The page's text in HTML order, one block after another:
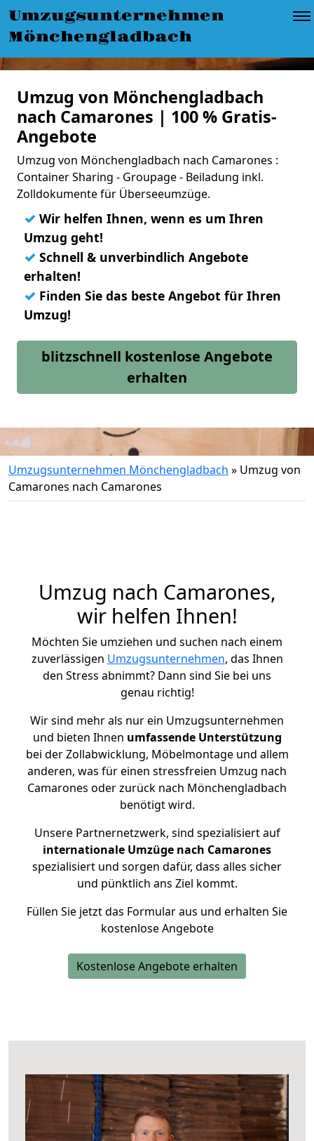
Umzugsunternehmen
Mönchengladbach
Umzug von Mönchengladbach
nach Camarones | 100 % Gratis-
Angebote
Umzug von Mönchengladbach nach Camarones :
Container Sharing - Groupage - Beiladung inkl.
Zolldokumente für Überseeumzüge.
✓ Wir helfen Ihnen, wenn es um Ihren
Umzug geht!
✓ Schnell & unverbindlich Angebote
erhalten!
✓ Finden Sie das beste Angebot für Ihren
Umzug!
blitzschnell kostenlose Angebote
erhalten
Umzugsunternehmen Mönchengladbach » Umzug von
Camarones nach Camarones
Umzug nach Camarones,
wir helfen Ihnen!
Möchten Sie umziehen und suchen nach einem
zuverlässigen Umzugsunternehmen, das Ihnen
den Stress abnimmt? Dann sind Sie bei uns
genau richtig!
Wir sind mehr als nur ein Umzugsunternehmen
und bieten Ihnen umfassende Unterstützung
bei der Zollabwicklung, Möbelmontage und allem
anderen, was für einen stressfreien Umzug nach
Camarones oder zurück nach Mönchengladbach
benötigt wird.
Unsere Partnernetzwerk, sind spezialisiert auf
internationale Umzüge nach Camarones
spezialisiert und sorgen dafür, dass alles sicher
und pünktlich ans Ziel kommt.
Füllen Sie jetzt das Formular aus und erhalten Sie
kostenlose Angebote
Kostenlose Angebote erhalten